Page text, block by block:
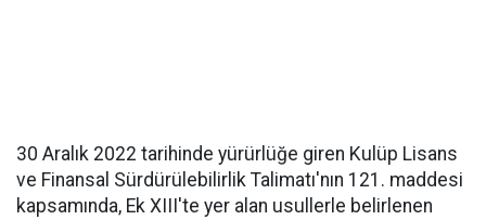
30 Aralık 2022 tarihinde yürürlüğe giren Kulüp Lisans
ve Finansal Sürdürülebilirlik Talimatı'nın 121. maddesi
kapsamında, Ek XIII'te yer alan usullerle belirlenen